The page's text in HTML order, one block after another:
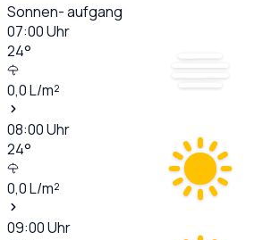
Sonnen- aufgang
07:00Uhr
24°
0,0L/m²
08:00Uhr
24°
0,0L/m²
09:00Uhr